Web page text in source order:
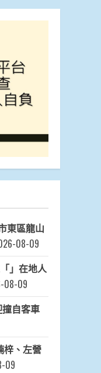
東區龍山
08-09
」在地人
08-09
自客車
梓、左營
09